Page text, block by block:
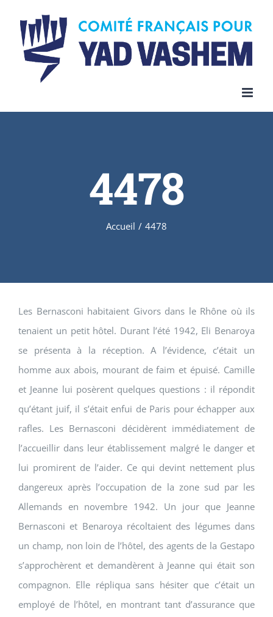
content
4478
Accueil / 4478
Les Bernasconi habitaient Givors dans le Rhône où ils
tenaient un petit hôtel. Durant l’été 1942, Eli Benaroya
se présenta à la réception. A l’évidence, c’était un
homme aux abois, mourant de faim et épuisé. Camille
et Jeanne lui posèrent quelques questions : il répondit
qu’étant juif, il s’était enfui de Paris pour échapper aux
rafles. Les Bernasconi décidèrent immédiatement de
l’accueillir dans leur établissement malgré le danger et
lui promirent de l’aider. Ce qui devint nettement plus
dangereux après l’occupation de la zone sud par les
Allemands en novembre 1942. Un jour que Jeanne
Bernasconi et Benaroya récoltaient des légumes dans
un champ, non loin de l’hôtel, des agents de la Gestapo
s’approchèrent et demandèrent à Jeanne qui était son
compagnon. Elle répliqua sans hésiter que c’était un
employé de l’hôtel, en montrant tant d’assurance que